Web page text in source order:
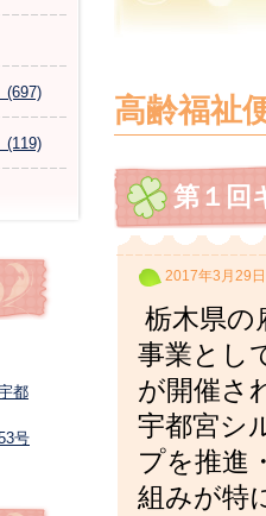
高齢福祉
第１回
2017年3月29日
栃木県の
事業とし
が開催さ
宇都宮シ
プを推進
組みが特
(697)
(119)
都
号